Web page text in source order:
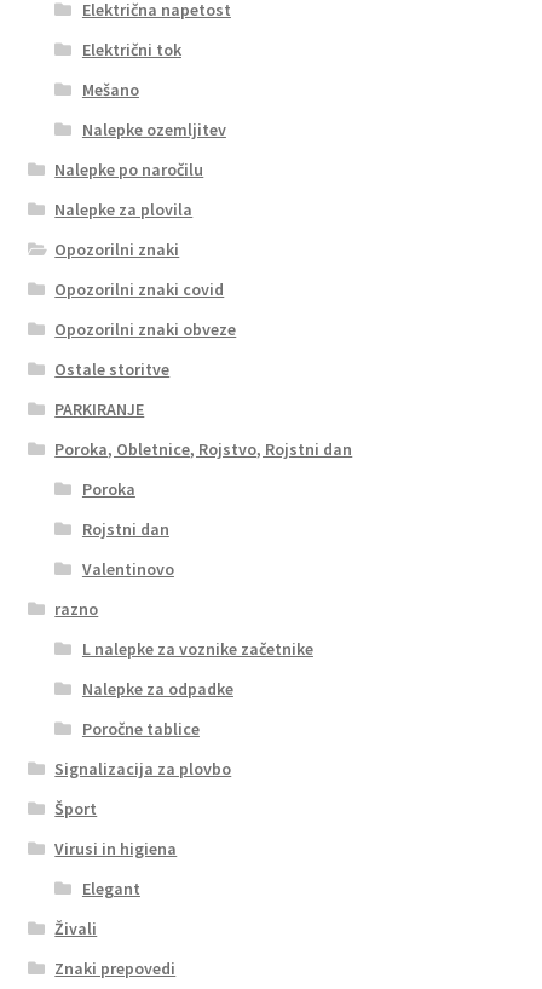
Električna napetost
Električni tok
Mešano
Nalepke ozemljitev
Nalepke po naročilu
Nalepke za plovila
Opozorilni znaki
Opozorilni znaki covid
Opozorilni znaki obveze
Ostale storitve
PARKIRANJE
Poroka, Obletnice, Rojstvo, Rojstni dan
Poroka
Rojstni dan
Valentinovo
razno
L nalepke za voznike začetnike
Nalepke za odpadke
Poročne tablice
Signalizacija za plovbo
Šport
Virusi in higiena
Elegant
Živali
Znaki prepovedi